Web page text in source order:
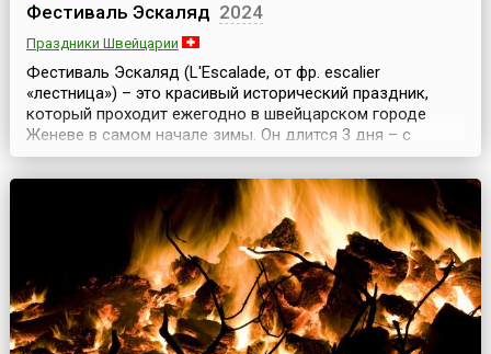
Фестиваль Эскаляд 2024
Праздники Швейцарии
Фестиваль Эскаляд (L'Escalade, от фр. escalier
«лестница») – это красивый исторический праздник,
который проходит ежегодно в швейцарском городе
Женеве в самом начале зимы. Он длится 3 дня – с
пятницы по воскресенье – в ближайшие от 11 декабря
выходные. Этот фестиваль посвящен победе горожан
над войском герцога Савойского и получению
независимости от Каролингов в 1602 году. Согласно